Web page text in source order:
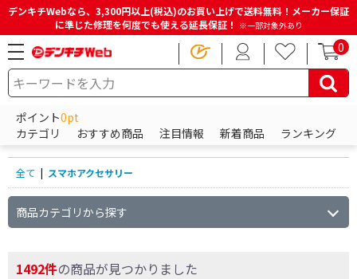
デンキチWebなら、3,300円以上(税込)のお買い上げで送料無料！メーカー保証
に準じた修理を何度でも使える延長保証！ ※一部対象外あり
0
ポイント0pt
カテゴリ
おすすめ商品 注目情報 新着商品 ランキング
HOME 商品一覧ページ スマホアクセサリー
スマホアクセサリーの商品一覧
全て | スマホアクセサリー
商品カテゴリから探す
1492件の商品が見つかりました